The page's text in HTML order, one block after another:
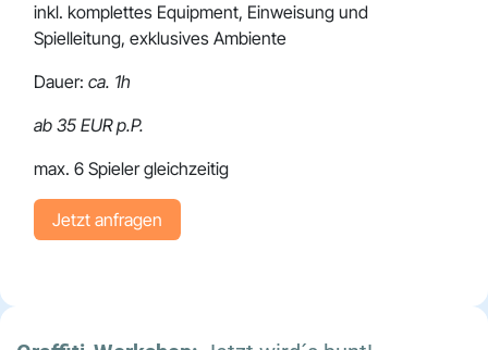
inkl. komplettes Equipment, Einweisung und
Spielleitung, exklusives Ambiente
Dauer: ca. 1h
ab 35 EUR p.P.
max. 6 Spieler gleichzeitig
Jetzt an​​​​​​fragen